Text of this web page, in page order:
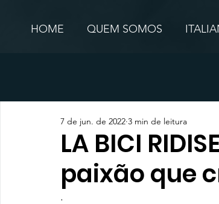
HOME QUEM SOMOS
LA BICI
paixão que
7 de jun. de 2022 3 min de leitura
.